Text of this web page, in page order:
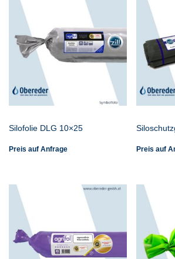
Silofolie DLG 10×25
Preis auf Anfrage Preis auf